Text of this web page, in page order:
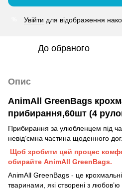
Увійти для відображення
До обраного
Опис
AnimAll GreenBags
прибирання,60шт (4
Прибирання за улюбленцем під
невід’ємна частина щоденного
Щоб зробити цей процес
обирайте AnimAll GreenBags.
AnimAll GreenBags - це
тваринами, які створені з